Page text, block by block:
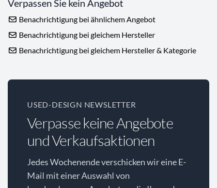
Verpassen Sie kein Angebot
Benachrichtigung bei ähnlichem Angebot
Benachrichtigung bei gleichem Hersteller
Benachrichtigung bei gleichem Hersteller & Kategorie
USED-DESIGN NEWSLETTER
Verpasse keine Angebote
und Verkaufsaktionen
Jedes Wochenende verschicken wir eine E-
Mail mit einer Auswahl von